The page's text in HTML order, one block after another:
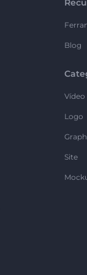
Blog
Vídeo
Logo
Site